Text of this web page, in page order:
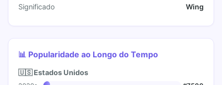
Significado Wing
📊 Popularidade ao Longo do Tempo
🇺🇸 Estados Unidos